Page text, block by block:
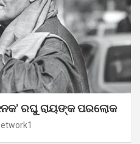
ରଘୁ ରାୟଙ୍କ ପରଲୋକ